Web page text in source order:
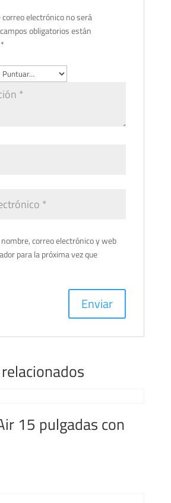
correo electrónico no será
obligatorios están
*
correo electrónico y web
para la próxima vez que
15 pulgadas con